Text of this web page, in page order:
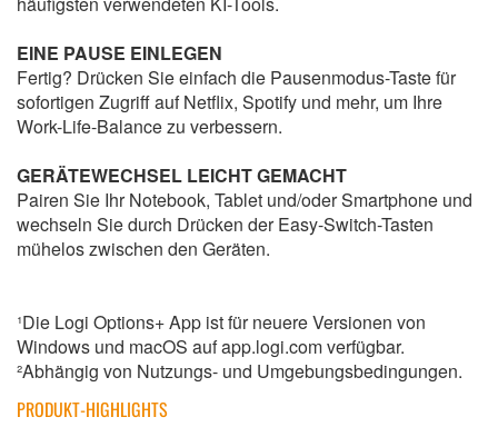
EINE PAUSE EINLEGEN
Fertig? Drücken Sie einfach die Pausenmodus-Taste für
sofortigen Zugriff auf Netflix, Spotify und mehr, um Ihre
Work-Life-Balance zu verbessern.
GERÄTEWECHSEL LEICHT GEMACHT
Pairen Sie Ihr Notebook, Tablet und/oder Smartphone und
wechseln Sie durch Drücken der Easy-Switch-Tasten
mühelos zwischen den Geräten.
¹Die Logi Options+ App ist für neuere Versionen von
Windows und macOS auf app.logi.com verfügbar.
²Abhängig von Nutzungs- und Umgebungsbedingungen.
PRODUKT-HIGHLIGHTS